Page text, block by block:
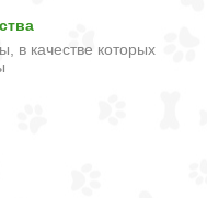
в качестве которых